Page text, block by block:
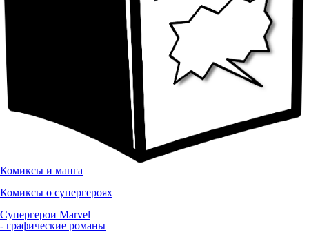
Комиксы и манга
Комиксы о супергероях
Супергерои Marvel
- графические романы